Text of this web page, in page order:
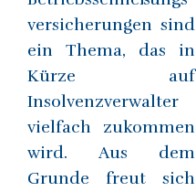
versicherungen sind
ein Thema, das in
Kürze auf
Insolvenzverwalter
vielfach zukommen
wird. Aus dem
Grunde freut sich